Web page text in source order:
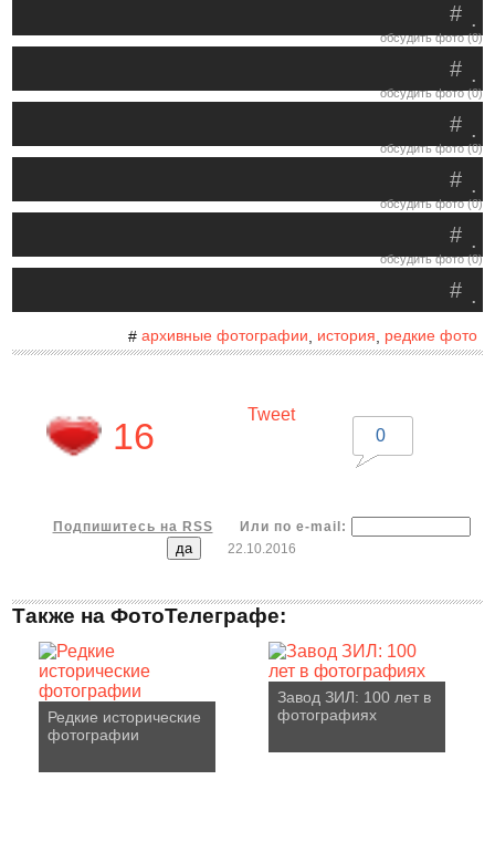
.
#
обсудить фото (0)
.
#
обсудить фото (0)
.
#
обсудить фото (0)
.
#
обсудить фото (0)
.
#
обсудить фото (0)
.
#
# архивные фотографии история редкие фото
16
Tweet
0
Подпишитесь на RSS
Или по e-mail:
22.10.2016
Также на ФотоТелеграфе:
Редкие исторические
фотографии
Завод ЗИЛ: 100 лет в
фотографиях